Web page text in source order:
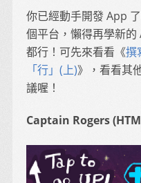
你已經動手開發 App
個平台，懶得再學新
都行！可先來看看《撰
「行」(上)》，看看其
議喔！
Captain Rogers